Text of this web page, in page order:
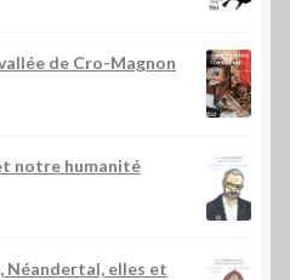
de Cro-Magnon
notre humanité
Néandertal, elles et